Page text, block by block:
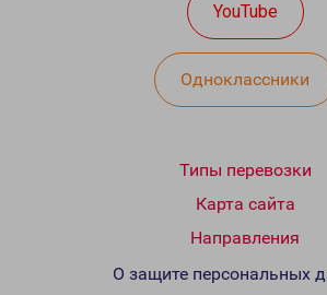
YouTube
Одноклассники
Типы перевозки
Карта сайта
Направления
О защите персональных